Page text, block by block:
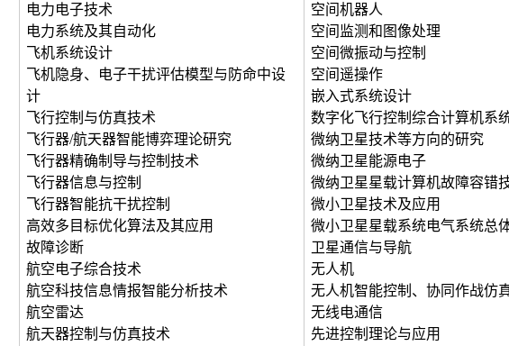
电力电子技术
电力系统及其自动化
飞机系统设计
飞机隐身、电子干扰评估模型与防命中设
计
飞行控制与仿真技术
飞行器/航天器智能博弈理论研究
飞行器精确制导与控制技术
飞行器信息与控制
飞行器智能抗干扰控制
高效多目标优化算法及其应用
故障诊断
航空电子综合技术
航空科技信息情报智能分析技术
航空雷达
航天器控制与仿真技术
空间机器人
空间监测和图像处理
空间微振动与控制
空间遥操作
嵌入式系统设计
数字化飞行控制综合计算机系
微纳卫星技术等方向的研究
微纳卫星能源电子
微纳卫星星载计算机故障容错
微小卫星技术及应用
微小卫星星载系统电气系统总
卫星通信与导航
无人机
无人机智能控制、协同作战仿
无线电通信
先进控制理论与应用